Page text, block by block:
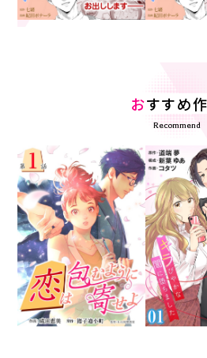
おすすめ
Recommend